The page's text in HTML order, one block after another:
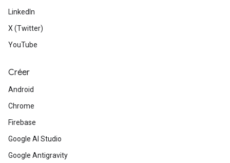
LinkedIn
X (Twitter)
YouTube
Créer
Android
Chrome
Firebase
Google AI Studio
Google Antigravity